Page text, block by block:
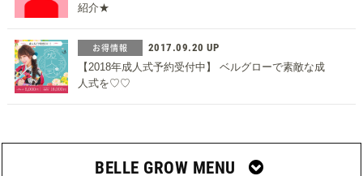
紹介★
お得情報
2017.09.20 UP
【2018年成人式予約受付中】 ベルグローで素敵な成
人式を♡♡
BELLE GROW MENU